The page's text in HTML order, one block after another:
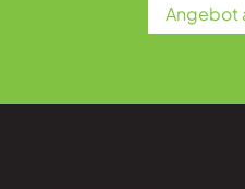
Angebot